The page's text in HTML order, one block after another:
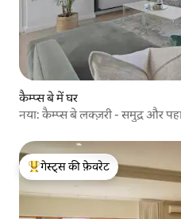
कैम्प्स बे में घर
नया: कैम्प्स बे लक्ज़री - समुद्र और
गेस्ट्स का टॉप फ़ेवरेट
गेस्ट्स की फ़ेवरेट